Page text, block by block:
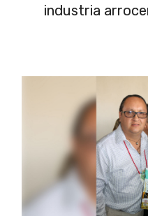
industria